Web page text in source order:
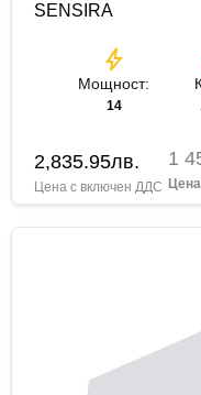
SENSIRA
bolt
Мощност:
14
2,835.95лв. 1